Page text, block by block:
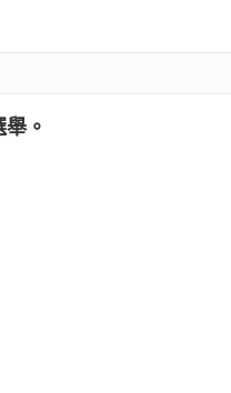
。